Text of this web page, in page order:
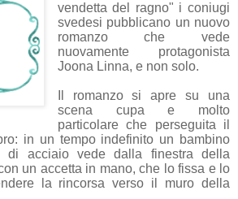
vendetta del ragno" i coniugi
svedesi pubblicano un nuovo
romanzo che vede
nuovamente protagonista
Joona Linna, e non solo.
Il romanzo si apre su una
scena cupa e molto
particolare che perseguita il
in un tempo indefinito un bambino
di acciaio vede dalla finestra della
un accetta in mano, che lo fissa e lo
la rincorsa verso il muro della